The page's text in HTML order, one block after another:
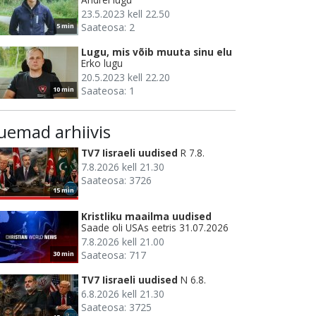
5 min
23.5.2023 kell 22.50
Saateosa: 2
10 min
Lugu, mis võib muuta sinu elu
Erko lugu
20.5.2023 kell 22.20
Saateosa: 1
arhiivis
15 min
TV7 Iisraeli uudised R 7.8.
7.8.2026 kell 21.30
Saateosa: 3726
30 min
Kristliku maailma uudised
Saade oli USAs eetris 31.07.2026
7.8.2026 kell 21.00
Saateosa: 717
TV7 Iisraeli uudised N 6.8.
6.8.2026 kell 21.30
Saateosa: 3725